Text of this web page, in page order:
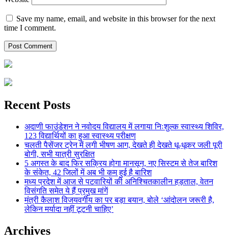
Save my name, email, and website in this browser for the next
time I comment.
Recent Posts
अदाणी फाउंडेशन ने नवोदय विद्यालय में लगाया निःशुल्क स्वास्थ्य शिविर,
123 विद्यार्थियों का हुआ स्वास्थ्य परीक्षण
चलती पैसेंजर ट्रेन में लगी भीषण आग, देखते ही देखते धू-धूकर जली पूरी
बोगी, सभी यात्री सुरक्षित
5 अगस्त के बाद फिर सक्रिय होगा मानसून, नए सिस्टम से तेज बारिश
के संकेत, 42 जिलों में अब भी कम हुई है बारिश
मध्य प्रदेश में आज से पटवारियों की अनिश्चितकालीन हड़ताल, वेतन
विसंगति समेत ये हैं प्रमुख मांगें
मंत्री कैलाश विजयवर्गीय का पर बड़ा बयान, बोले ‘आंदोलन जरूरी है,
लेकिन मर्यादा नहीं टूटनी चाहिए’
Archives